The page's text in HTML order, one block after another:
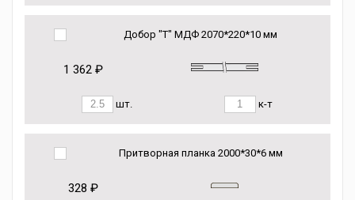
Добор "Т" МДФ 2070*220*10 мм
1 362 ₽
шт. к-т
Притворная планка 2000*30*6 мм
328 ₽